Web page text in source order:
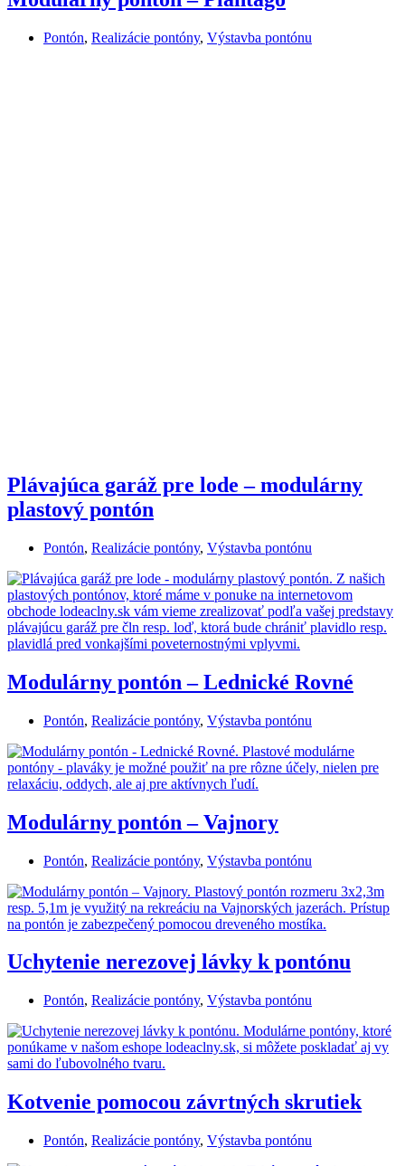
Pontón, Realizácie pontóny, Výstavba pontónu
Plávajúca garáž pre lode – modulárny
plastový pontón
Pontón, Realizácie pontóny, Výstavba pontónu
Modulárny pontón – Lednické Rovné
Pontón, Realizácie pontóny, Výstavba pontónu
Modulárny pontón – Vajnory
Pontón, Realizácie pontóny, Výstavba pontónu
Uchytenie nerezovej lávky k pontónu
Pontón, Realizácie pontóny, Výstavba pontónu
Kotvenie pomocou závrtných skrutiek
Pontón, Realizácie pontóny, Výstavba pontónu